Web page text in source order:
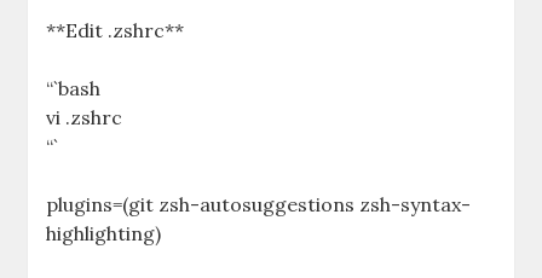
**Edit .zshrc**
“`bash
vi .zshrc
“`
plugins=(git zsh-autosuggestions zsh-syntax-
highlighting)